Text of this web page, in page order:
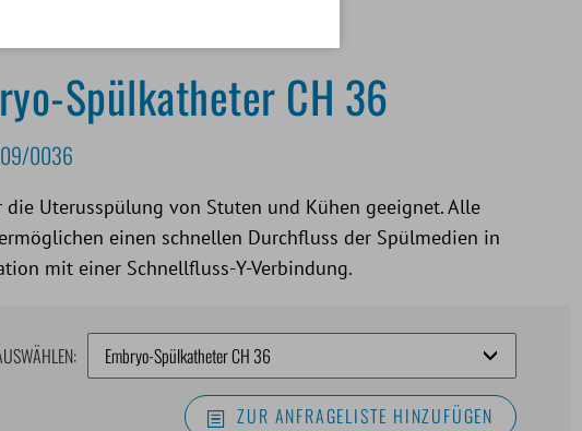
Spülkatheter CH 36
0036
die Uterusspülung von Stuten und Kühen geeignet. Alle
einen schnellen Durchfluss der Spülmedien in
mit einer Schnellfluss-Y-Verbindung.
ZUR ANFRAGELISTE HINZUFÜGEN